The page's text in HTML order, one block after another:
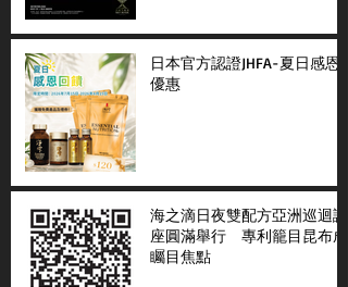
日本官方認證JHFA-夏日感恩
優惠
海之滴日夜雙配方亞洲巡迴講
座圓滿舉行 專利籠目昆布成
矚目焦點